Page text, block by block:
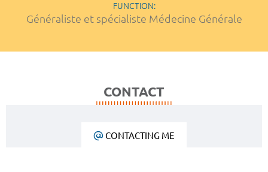
FUNCTION:
Généraliste et spécialiste Médecine Générale
CONTACT
CONTACTING ME